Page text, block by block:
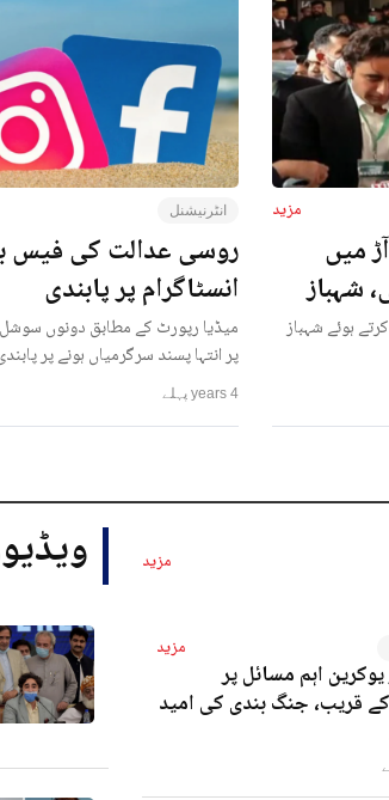
مزید
میں
شہباز
ہوئے شہباز
انٹرنیشنل
روسی عدالت کی فیس
انسٹاگرام پر پابندی
میڈیا رپورٹ کے مطابق دونوں سوشل
پر انتہا پسند سرگرمیاں ہونے پر
4 years پہلے
مزید
مزید
اہم مسائل پر
قریب، جنگ بندی کی امید